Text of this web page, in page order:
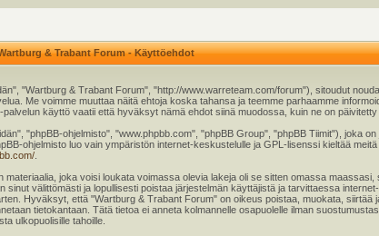
& Trabant Forum - Käyttöehdot
"Wartburg & Trabant Forum", "http://www.warreteam.com/forum"), sitoudut
Me voimme muuttaa näitä ehtoja koska tahansa ja teemme parhaamme
käyttö vaatii että hyväksyt nämä ehdot siinä muodossa, kuin ne on päivitetty
"phpBB-ohjelmisto", "www.phpbb.com", "phpBB Group", "phpBB Tiimit"), joka on
ohjelmisto luo vain ympäristön internet-keskustelulle ja GPL-lisenssi kieltää
joka voisi loukata voimassa olevia lakeja oli se sitten omassa
välittömästi ja lopullisesti poistaa järjestelmän käyttäjistä ja tarvittaessa
Hyväksyt, että "Wartburg & Trabant Forum" on oikeus poistaa, muokata,
tietokantaan. Tätä tietoa ei anneta kolmannelle osapuolelle ilman
ulkopuolisille tahoille.